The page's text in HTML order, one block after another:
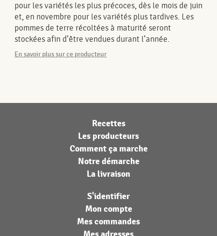
pour les variétés les plus précoces, dès le mois de juin
et, en novembre pour les variétés plus tardives. Les
pommes de terre récoltées à maturité seront
stockées afin d’être vendues durant l’année.
En savoir plus sur ce producteur
Recettes
Les producteurs
Comment ça marche
Notre démarche
La livraison
S'identifier
Mon compte
Mes commandes